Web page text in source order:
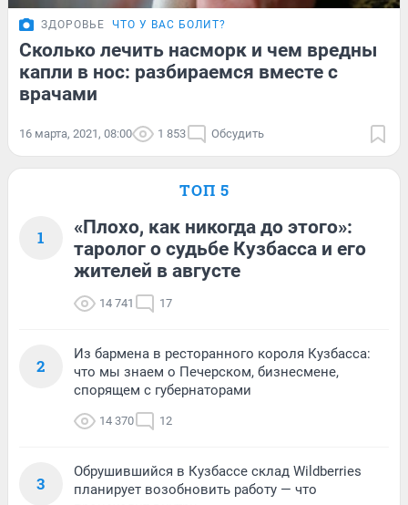
ЗДОРОВЬЕ ЧТО У ВАС БОЛИТ?
Сколько лечить насморк и чем вредны
капли в нос: разбираемся вместе с
врачами
16 марта, 2021, 08:00 1 853 Обсудить
ТОП 5
1
«Плохо, как никогда до этого»:
таролог о судьбе Кузбасса и его
жителей в августе
14 741 17
2
Из бармена в ресторанного короля Кузбасса:
что мы знаем о Печерском, бизнесмене,
спорящем с губернаторами
14 370 12
3
Обрушившийся в Кузбассе склад Wildberries
планирует возобновить работу — что